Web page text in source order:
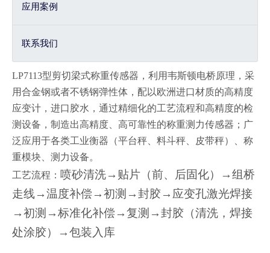
应用案例
联系我们
LP7113型剪切梁式称重传感器，利用韦斯顿电桥原理，采
用合金钢或者不锈钢弹性体，配以欧洲进口材质的高精度
应变计，进口胶水，通过精细化的工艺流程和高精度的检
测设备，制造出高精度、高可靠性的称重测力传感器；广
泛应用于各类工业衡器（平台秤、料斗秤、皮带秤）、称
重模块、测力设备。
工艺流程： 喷砂清洗→贴片（前、后固化）→组桥
走线→温度补偿→初测→封胶→应变孔激光焊接
→初测→标准化补偿→复测→封胶（清洗，焊接
处涂胶）→包装入库